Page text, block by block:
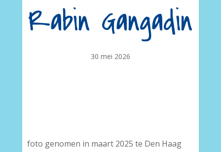
Rabin Gangadin
30 mei 2026
foto genomen in maart 2025 te Den Haag